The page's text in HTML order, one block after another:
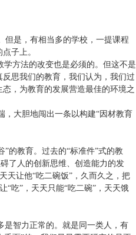
但是，有相当多的学校，一提课程
子上。
方法的改变也是必须的。但这不是
思我们的教育，我们认为，我们过
，为教育的发展营造最佳的环境之
大胆地闯出一条以构建“因材教育
的教育。过去的“标准件”式的教
了人的创新思维、创造能力的发
天让他“吃二碗饭”，久而久之，把
“吃”，天天只能“吃二碗”，天天饿
是智力正常的。就是同一类人，有